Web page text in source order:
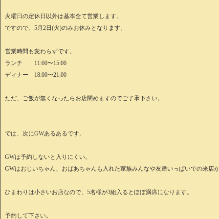
火曜日の定休日以外は基本全て営業します。
ですので、5月2日(火)のみお休みとなります。
営業時間も変わらずです。
ランチ 11:00〜15:00
ディナー 18:00〜21:00
ただ、ご飯が無くなったらお店閉めますのでご了承下さい。
では、次にGWあるあるです。
GWは予約しないと入りにくい。
GWはおじいちゃん、おばあちゃんも入れた家族みんなや友達いっぱいでの来店
ひまわりは小さいお店なので、5名様が3組入るとほぼ満席になります。
予約して下さい。